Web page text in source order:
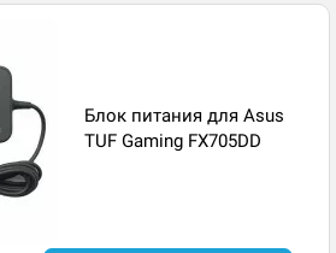
Блок питания для Asus
TUF Gaming FX705DD